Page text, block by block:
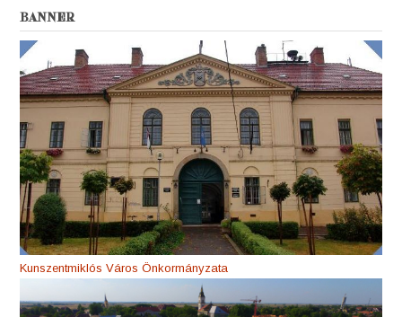
BANNER
Kunszentmiklós Város Önkormányzata